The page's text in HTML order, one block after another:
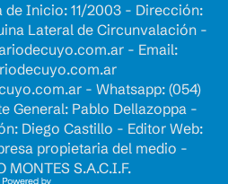
de Inicio: 11/2003 - Dirección:
Lateral de Circunvalación -
- Email:
- Whatsapp: (054)
General: Pablo Dellazoppa -
Diego Castillo - Editor Web:
propietaria del medio -
MONTES S.A.C.I.F.